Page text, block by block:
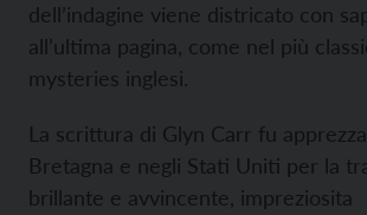
dell’indagine viene districato con
all’ultima pagina, come nel più
mysteries inglesi.
La scrittura di Glyn Carr fu
Bretagna e negli Stati Uniti per la
brillante e avvincente, impreziosita